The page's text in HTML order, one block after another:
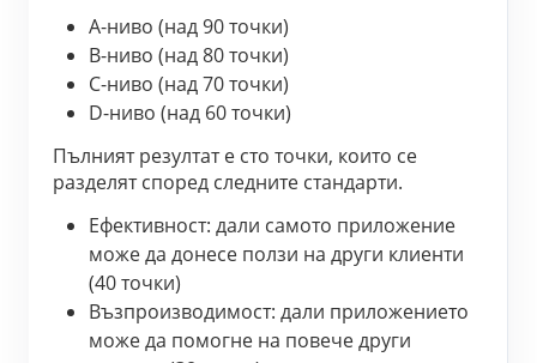
A-ниво (над 90 точки)
B-ниво (над 80 точки)
C-ниво (над 70 точки)
D-ниво (над 60 точки)
Пълният резултат е сто точки, които се
разделят според следните стандарти.
Ефективност: дали самото приложение
може да донесе ползи на други клиенти
(40 точки)
Възпроизводимост: дали приложението
може да помогне на повече други